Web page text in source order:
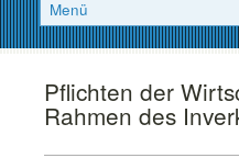
Pflichten der
Rahmen des